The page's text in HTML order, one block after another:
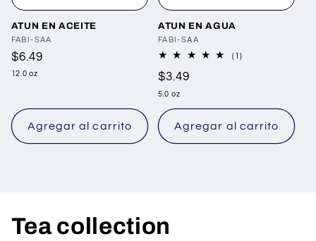
ATUN EN ACEITE
Proveedor:
FABI-SAA
Precio
habitual
$6.49
12.0 oz
Agregar al carrito
ATUN EN AGUA
Proveedor:
FABI-SAA
(1)1
Precio
habitual
$3.49
5.0 oz
Agregar al carrito
Tea collection